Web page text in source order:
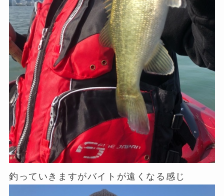
釣っていきますがバイトが遠くなる感じ